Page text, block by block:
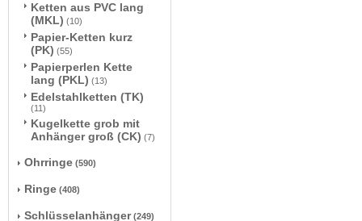
Ketten aus PVC lang
(MKL) (10)
Papier-Ketten kurz
(PK) (55)
Papierperlen Kette
lang (PKL) (13)
Edelstahlketten (TK)
(11)
Kugelkette grob mit
Anhänger groß (CK) (7)
Ohrringe (590)
Ringe (408)
Schlüsselanhänger (249)